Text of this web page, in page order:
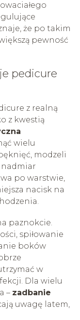
że po takim
pewność
pedicure
z realną
z kwestią
wielu
modzeli
nadmiar
po warstwie,
nacisk na
paznokcie.
spiłowanie
boków
w
Dla wielu
– zadbanie
uwagę latem,